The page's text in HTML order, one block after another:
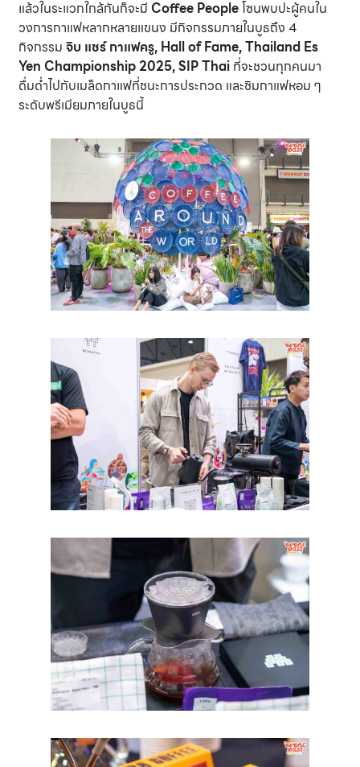
แล้วในระแวกใกล้กันก็จะมี Coffee Peopleโซนพบปะผู้คนใน
วงการกาแฟหลากหลายแขนง มีกิจกรรมภายในบูธถึง 4
กิจกรรม จิบ แชร์ กาแฟครู, Hall of Fame, Thailand Es
Yen Championship 2025, SIP Thai ที่จะชวนทุกคนมา
ดื่มด่ำไปกับเมล็ดกาแฟที่ชนะการประกวด และชิมกาแฟหอม ๆ
ระดับพรีเมียมภายในบูธนี้